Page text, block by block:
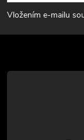
í
p
p
t
Vložením e-mailu